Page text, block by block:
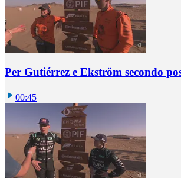
Per Gutiérrez e Ekström secondo
00:45